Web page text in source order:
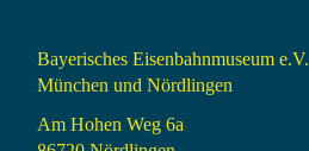
Bayerisches Eisenbahnmuseum e.V.
München und Nördlingen
Am Hohen Weg 6a